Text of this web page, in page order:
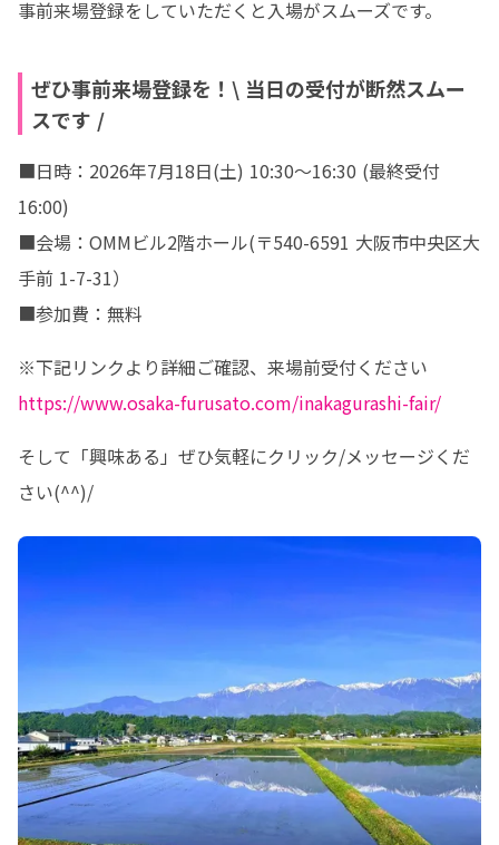
事前来場登録をしていただくと入場がスムーズです。
ぜひ事前来場登録を！\ 当日の受付が断然スムー
スです /
■日時：2026年7月18日(土) 10:30〜16:30 (最終受付
16:00)
■会場：OMMビル2階ホール(〒540-6591 大阪市中央区大
手前 1-7-31）
■参加費：無料
https://www.osaka-furusato.com/inakagurashi-fair/
そして「興味ある」ぜひ気軽にクリック/メッセージくだ
さい(^^)/